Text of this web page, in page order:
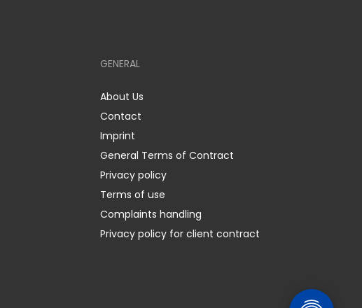
GENERAL
About Us
Contact
Imprint
General Terms of Contract
Privacy policy
Terms of use
Complaints handling
Privacy policy for client contract